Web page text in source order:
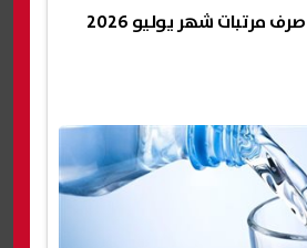
مرتبات شهر يوليو 2026